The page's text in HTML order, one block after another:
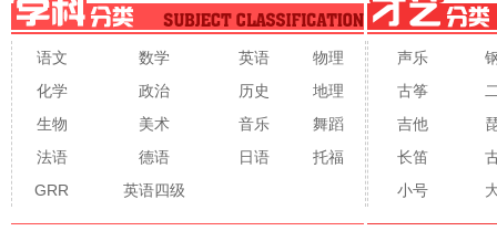
语文 数学 英语
物理
化学
政治 历史
地理
生物
美术 音乐
舞蹈
法语
德语 日语
托福
GRR
英语四级
声乐
古筝
吉他
长笛
小号